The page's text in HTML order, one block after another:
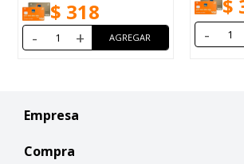
+
Empresa
Compra